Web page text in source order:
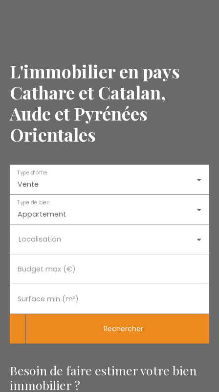
L'immobilier en pays
Cathare et Catalan,
Aude et Pyrénées
Orientales
Vente
Type d'offre
Appartement
Type de bien
Localisation
Budget max (€)
Surface min (m²)
Rechercher
Besoin de faire estimer votre bien
immobilier ?